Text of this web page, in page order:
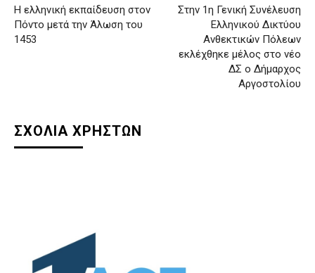
Η ελληνική εκπαίδευση στον
Πόντο μετά την Άλωση του
1453
Στην 1η Γενική Συνέλευση
Ελληνικού Δικτύου
Ανθεκτικών Πόλεων
εκλέχθηκε μέλος στο νέο
ΔΣ ο Δήμαρχος
Αργοστολίου
ΣΧΟΛΙΑ ΧΡΗΣΤΩΝ